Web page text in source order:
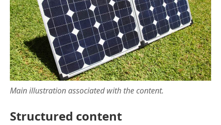
Main illustration associated with the content.
Structured content